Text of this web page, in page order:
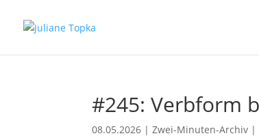
#245: Verbform
08.05.2026 |Zwei-Minuten-Archiv |